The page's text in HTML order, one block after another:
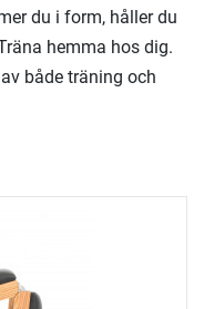
du i form, håller du
hemma hos dig.
både träning och